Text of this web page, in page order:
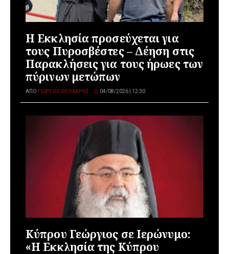
Η Εκκλησία προσεύχεται για
τους Πυροσβέστες – Δέηση στις
Παρακλήσεις για τους ήρωες των
πύρινων μετώπων
ΑΠΌ ΓΙΏΡΓΟΣ ΘΕΟΧΆΡΗΣ 04/08/2026 | 12:30
Κύπρου Γεώργιος σε Ιερώνυμο:
«Η Εκκλησία της Κύπρου